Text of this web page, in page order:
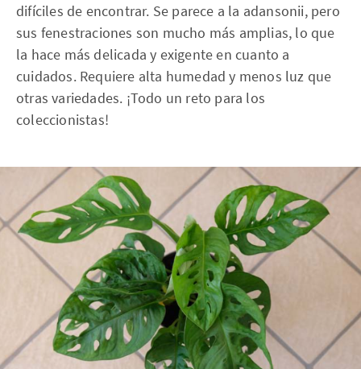
difíciles de encontrar. Se parece a la adansonii, pero
sus fenestraciones son mucho más amplias, lo que
la hace más delicada y exigente en cuanto a
cuidados. Requiere alta humedad y menos luz que
otras variedades. ¡Todo un reto para los
coleccionistas!